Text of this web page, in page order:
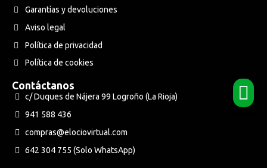
Garantías y devoluciones
Aviso legal
Política de privacidad
Política de cookies
Contáctanos
c/ Duques de Nájera 99 Logroño (La Rioja)
941 588 436
compras@elociovirtual.com
642 304 755 (Solo WhatsApp)